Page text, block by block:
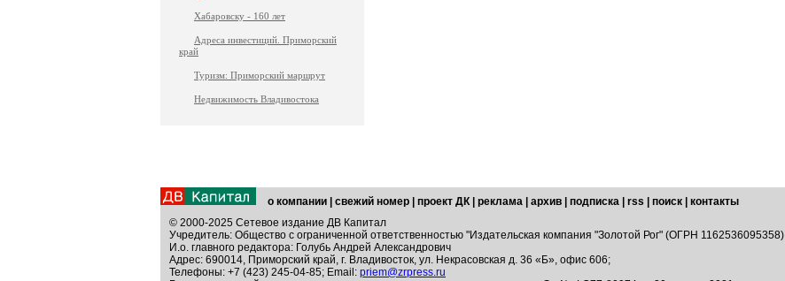
Хабаровску - 160 лет
Адреса инвестиций. Приморский
край
Туризм: Приморский маршрут
Недвижимость Владивостока
о компании свежий номер проект ДК реклама архив подписка rss поиск
контакты
© 2000-2025 Сетевое издание ДВ Капитал
Учредитель: Общество с ограниченной ответственностью "Издательская компания "Золотой Рог" (ОГРН 1162536095358)
И.о. главного редактора: Голубь Андрей Александрович
Адрес: 690014, Приморский край, г. Владивосток, ул. Некрасовская д. 36 «Б», офис 606;
Телефоны: +7 (423) 245-04-85; Email: priem@zrpress.ru